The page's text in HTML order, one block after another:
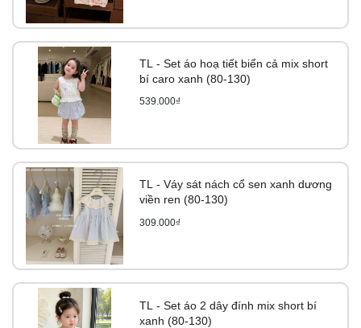
TL - Set áo hoạ tiết biển cả mix short
bí caro xanh (80-130)
539.000₫
TL - Váy sát nách cổ sen xanh dương
viền ren (80-130)
309.000₫
TL - Set áo 2 dây đính mix short bí
xanh (80-130)